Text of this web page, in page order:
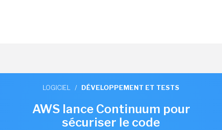
LOGICIEL / DÉVELOPPEMENT ET TESTS
AWS lance Continuum pour
sécuriser le code